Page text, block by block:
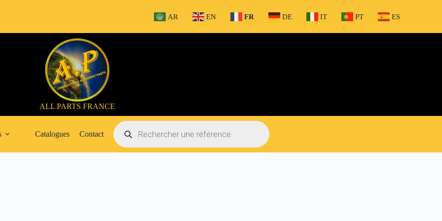
AR EN FR DE IT PT ES
ALL PARTS FRANCE
Catalogues Contact
Recherche
de
produits